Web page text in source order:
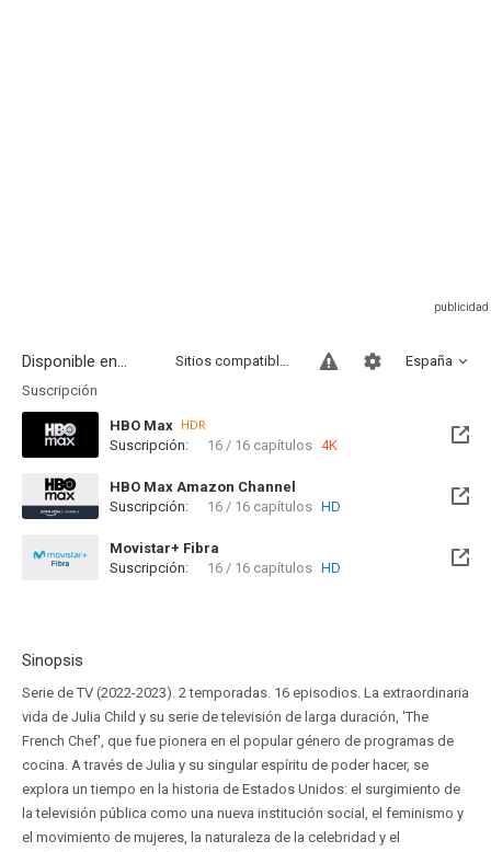
Disponible en... España
Sitios compatibles
Suscripción
HBO Max HDR
Suscripción: 16 / 16 capítulos 4K
HBO Max Amazon Channel
Suscripción:
16 / 16 capítulos HD
Movistar+ Fibra
Disponible hasta el Jue, 30 Mar 2028 (Queda 1 año)
Suscripción: 16 / 16 capítulos HD
Sinopsis
Serie de TV (2022-2023). 2 temporadas. 16 episodios. La extraordinaria
vida de Julia Child y su serie de televisión de larga duración, 'The
French Chef', que fue pionera en el popular género de programas de
cocina. A través de Julia y su singular espíritu de poder hacer, se
explora un tiempo en la historia de Estados Unidos: el surgimiento de
la televisión pública como una nueva institución social, el feminismo y
el movimiento de mujeres, la naturaleza de la celebridad y el